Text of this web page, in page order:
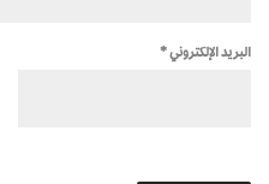
البريد الإلكتروني*